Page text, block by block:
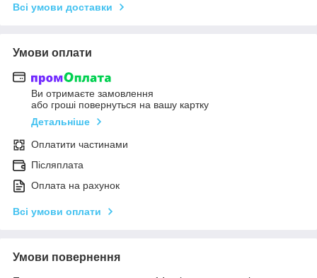
Всі умови доставки
Умови оплати
Ви отримаєте замовлення
або гроші повернуться на вашу картку
Детальніше
Оплатити частинами
Післяплата
Оплата на рахунок
Всі умови оплати
Умови повернення